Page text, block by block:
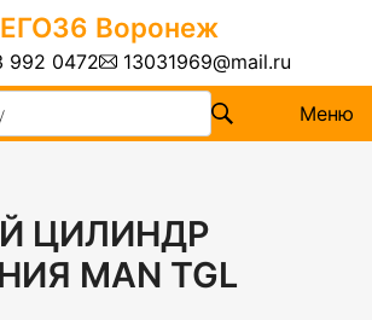
Воронеж
992 0472 13031969@mail.ru
Меню
ЦИЛИНДР
MAN TGL